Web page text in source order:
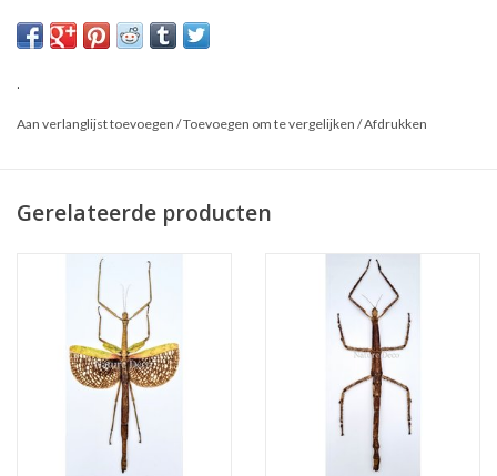
Geslacht: Vrouw
.
Aan verlanglijst toevoegen /Toevoegen om te vergelijken /Afdrukken
Gerelateerde producten